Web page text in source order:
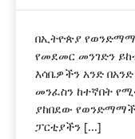
በኢትዮጵያ
የመደመር መንገድን
እሳቤዎችን አንድ
መንፈስን ከተኛበት
ያከበደው
ፓርቲያችን [...]